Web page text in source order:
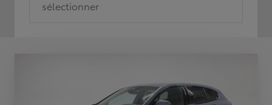
sélectionner